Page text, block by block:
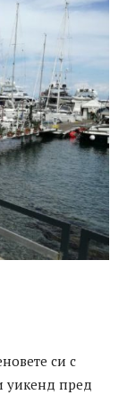
си с
уикенд пред